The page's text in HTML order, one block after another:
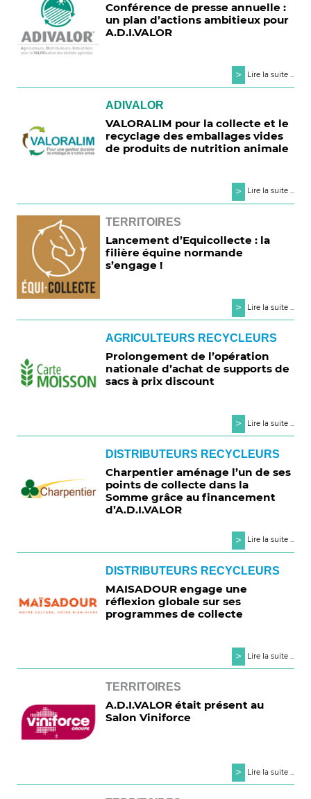
Conférence de presse annuelle :
un plan d’actions ambitieux pour
A.D.I.VALOR
> Lire la suite ...
ADIVALOR
VALORALIM pour la collecte et le
recyclage des emballages vides
de produits de nutrition animale
> Lire la suite ...
TERRITOIRES
Lancement d’Equicollecte : la
filière équine normande
s’engage !
> Lire la suite ...
AGRICULTEURS RECYCLEURS
Prolongement de l’opération
nationale d’achat de supports de
sacs à prix discount
> Lire la suite ...
DISTRIBUTEURS RECYCLEURS
Charpentier aménage l’un de ses
points de collecte dans la
Somme grâce au financement
d’A.D.I.VALOR
> Lire la suite ...
DISTRIBUTEURS RECYCLEURS
MAISADOUR engage une
réflexion globale sur ses
programmes de collecte
> Lire la suite ...
TERRITOIRES
A.D.I.VALOR était présent au
Salon Viniforce
> Lire la suite ...